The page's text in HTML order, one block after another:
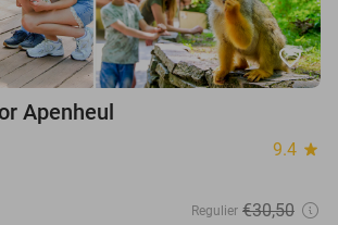
favorite_border
Apenheul
9.4 star
Regulier €30,50